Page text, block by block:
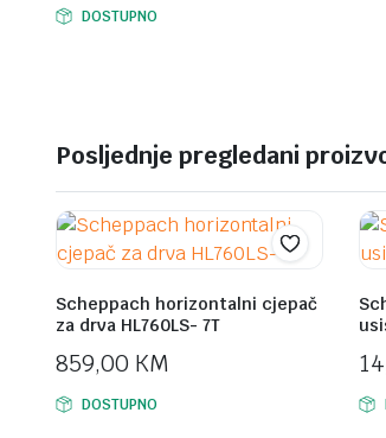
DOSTUPNO
Posljednje pregledani
Scheppach horizontalni cjepač
za drva HL760LS- 7T
859,00 KM
DOSTUPNO